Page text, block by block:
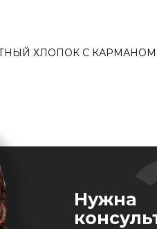
ХЛОПОК С КАРМАНОМ
Нужна